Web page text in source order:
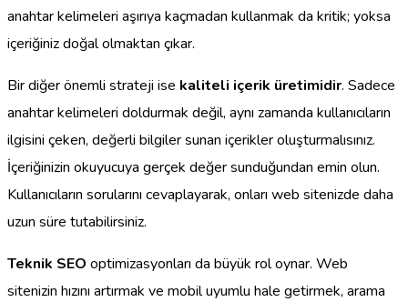
anahtar kelimeleri aşırıya kaçmadan kullanmak da kritik; yoksa
içeriğiniz doğal olmaktan çıkar.
Bir diğer önemli strateji ise kaliteli içerik üretimidir. Sadece
anahtar kelimeleri doldurmak değil, aynı zamanda kullanıcıların
ilgisini çeken, değerli bilgiler sunan içerikler oluşturmalısınız.
İçeriğinizin okuyucuya gerçek değer sunduğundan emin olun.
Kullanıcıların sorularını cevaplayarak, onları web sitenizde daha
uzun süre tutabilirsiniz.
Teknik SEO optimizasyonları da büyük rol oynar. Web
sitenizin hızını artırmak ve mobil uyumlu hale getirmek, arama